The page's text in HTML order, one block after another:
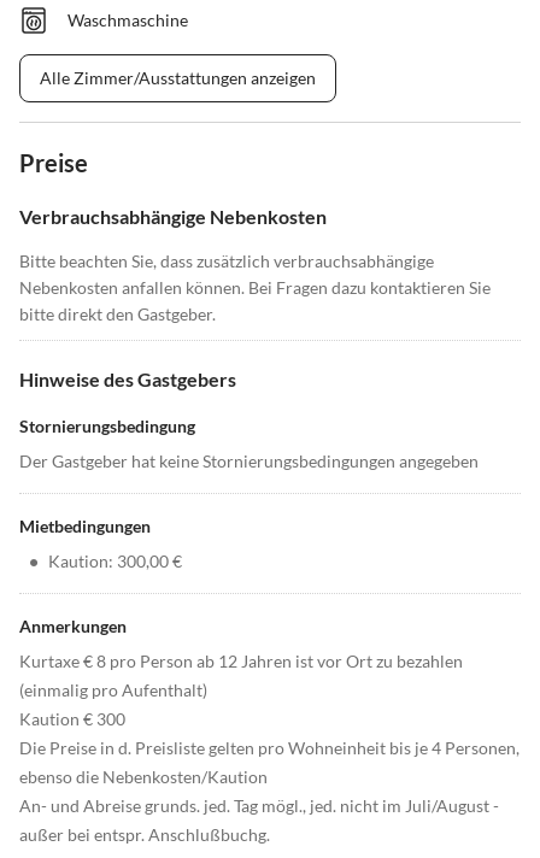
Waschmaschine
Alle Zimmer/Ausstattungen anzeigen
Preise
Verbrauchsabhängige Nebenkosten
Bitte beachten Sie, dass zusätzlich verbrauchsabhängige
Nebenkosten anfallen können. Bei Fragen dazu kontaktieren Sie
bitte direkt den Gastgeber.
Hinweise des Gastgebers
Stornierungsbedingung
Der Gastgeber hat keine Stornierungsbedingungen angegeben
Mietbedingungen
• Kaution: 300,00 €
Anmerkungen
Kurtaxe € 8 pro Person ab 12 Jahren ist vor Ort zu bezahlen
(einmalig pro Aufenthalt)
Kaution € 300
Die Preise in d. Preisliste gelten pro Wohneinheit bis je 4 Personen,
ebenso die Nebenkosten/Kaution
An- und Abreise grunds. jed. Tag mögl., jed. nicht im Juli/August -
außer bei entspr. Anschlußbuchg.